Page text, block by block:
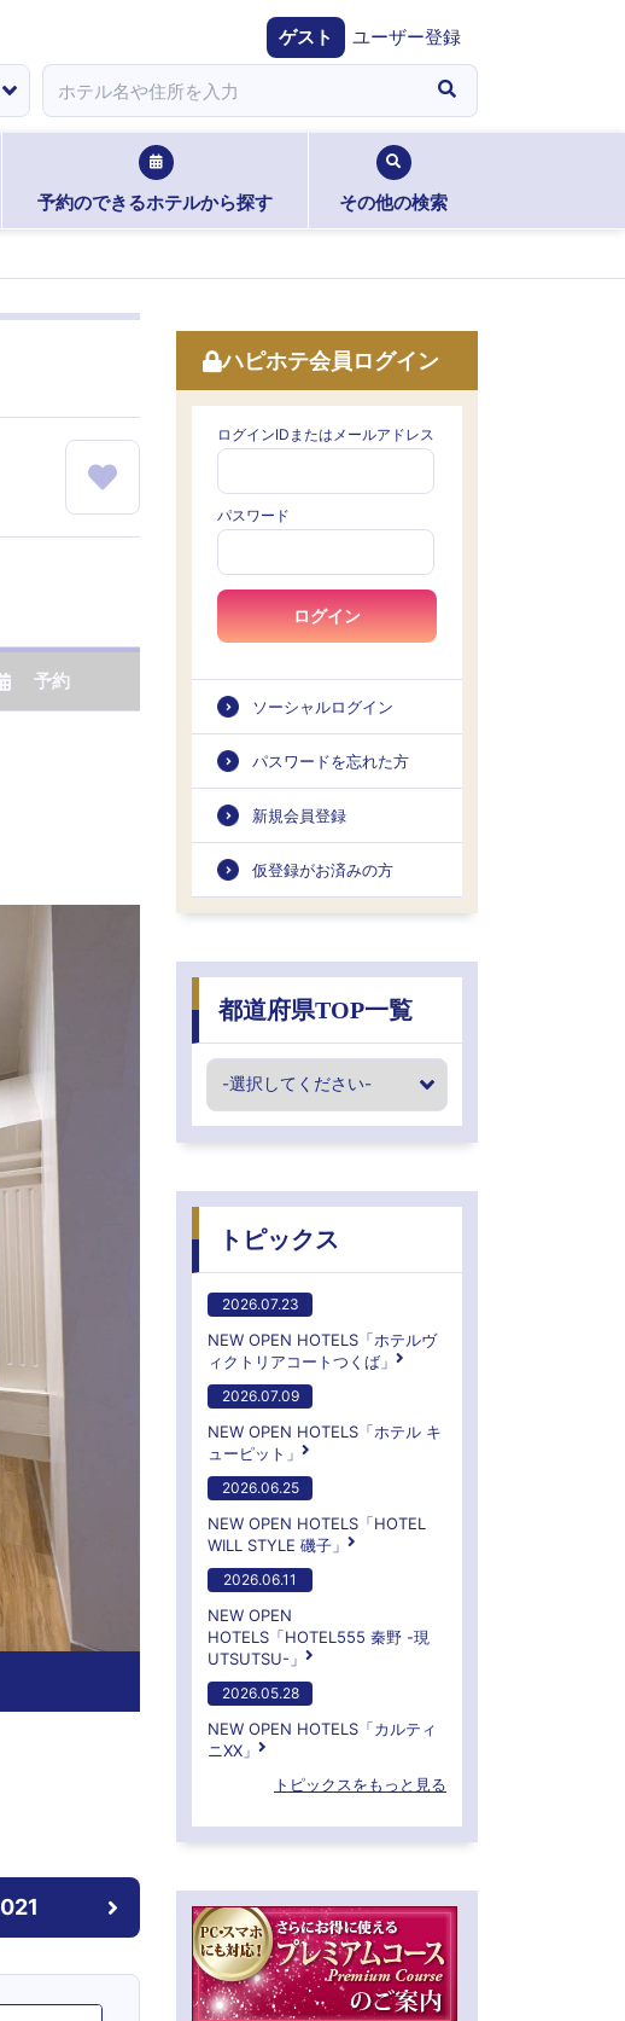
ゲスト ユーザー登録
予約のできるホテルから探す その他の検索
予約
021
ハピホテ会員ログイン
ログインIDまたはメールアドレス
パスワード
ログイン
ソーシャルログイン
パスワードを忘れた方
新規会員登録
仮登録がお済みの方
都道府県TOP一覧
トピックス
2026.07.23
NEW OPEN HOTELS「ホテルヴ
ィクトリアコートつくば」
2026.07.09
NEW OPEN HOTELS「ホテル キ
ューピット」
2026.06.25
NEW OPEN HOTELS「HOTEL
WILL STYLE 磯子」
2026.06.11
NEW OPEN
HOTELS「HOTEL555 秦野 -現
UTSUTSU-」
2026.05.28
NEW OPEN HOTELS「カルティ
ニXX」
トピックスをもっと見る